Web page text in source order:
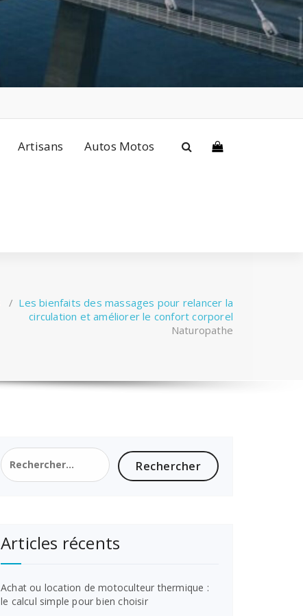
Artisans Autos Motos
/ Les bienfaits des massages pour relancer la
circulation et améliorer le confort corporel
Naturopathe
Rechercher :
Articles récents
Achat ou location de motoculteur thermique :
le calcul simple pour bien choisir